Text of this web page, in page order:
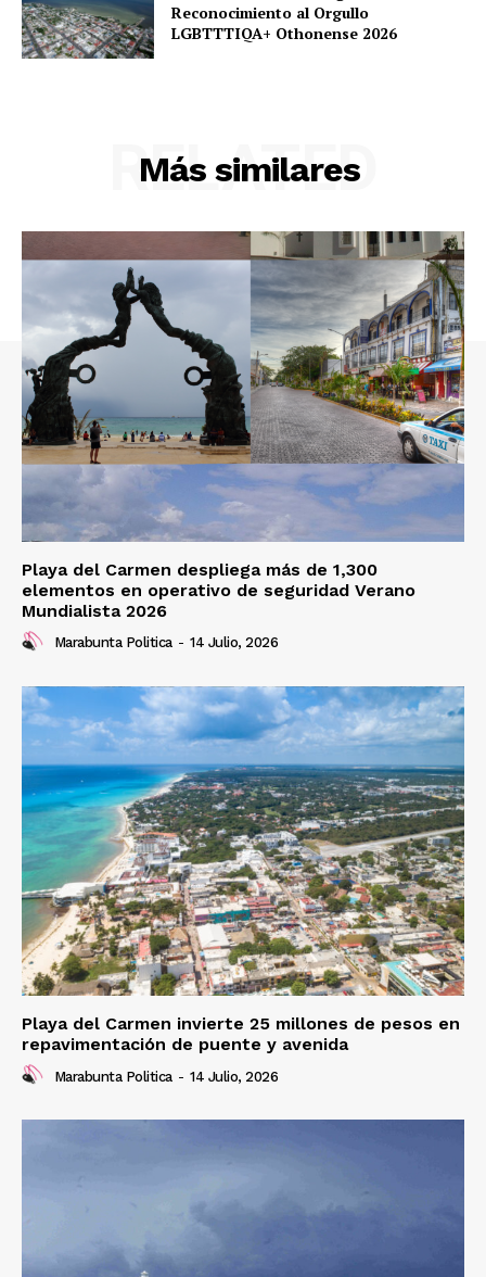
Reconocimiento al Orgullo
LGBTTTIQA+ Othonense 2026
Más similares
RELATED
Playa del Carmen despliega más de 1,300
elementos en operativo de seguridad Verano
Mundialista 2026
Marabunta Politica - 14 Julio, 2026
Playa del Carmen invierte 25 millones de pesos en
repavimentación de puente y avenida
Marabunta Politica - 14 Julio, 2026